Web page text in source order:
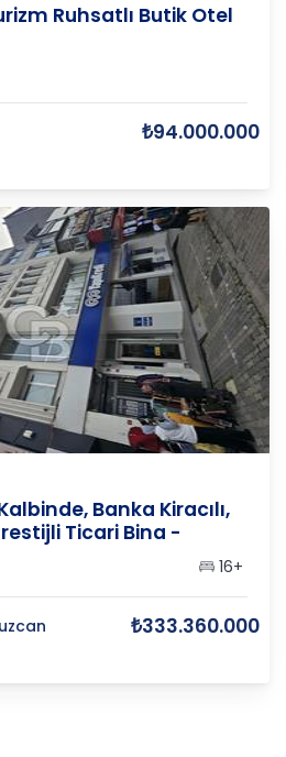
Ruhsatlı Butik Otel
₺94.000.000
Banka Kiracılı,
Ticari Bina -
16+
₺333.360.000